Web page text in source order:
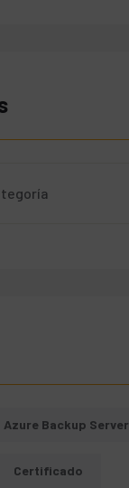
Azure Backup Server
Certificado